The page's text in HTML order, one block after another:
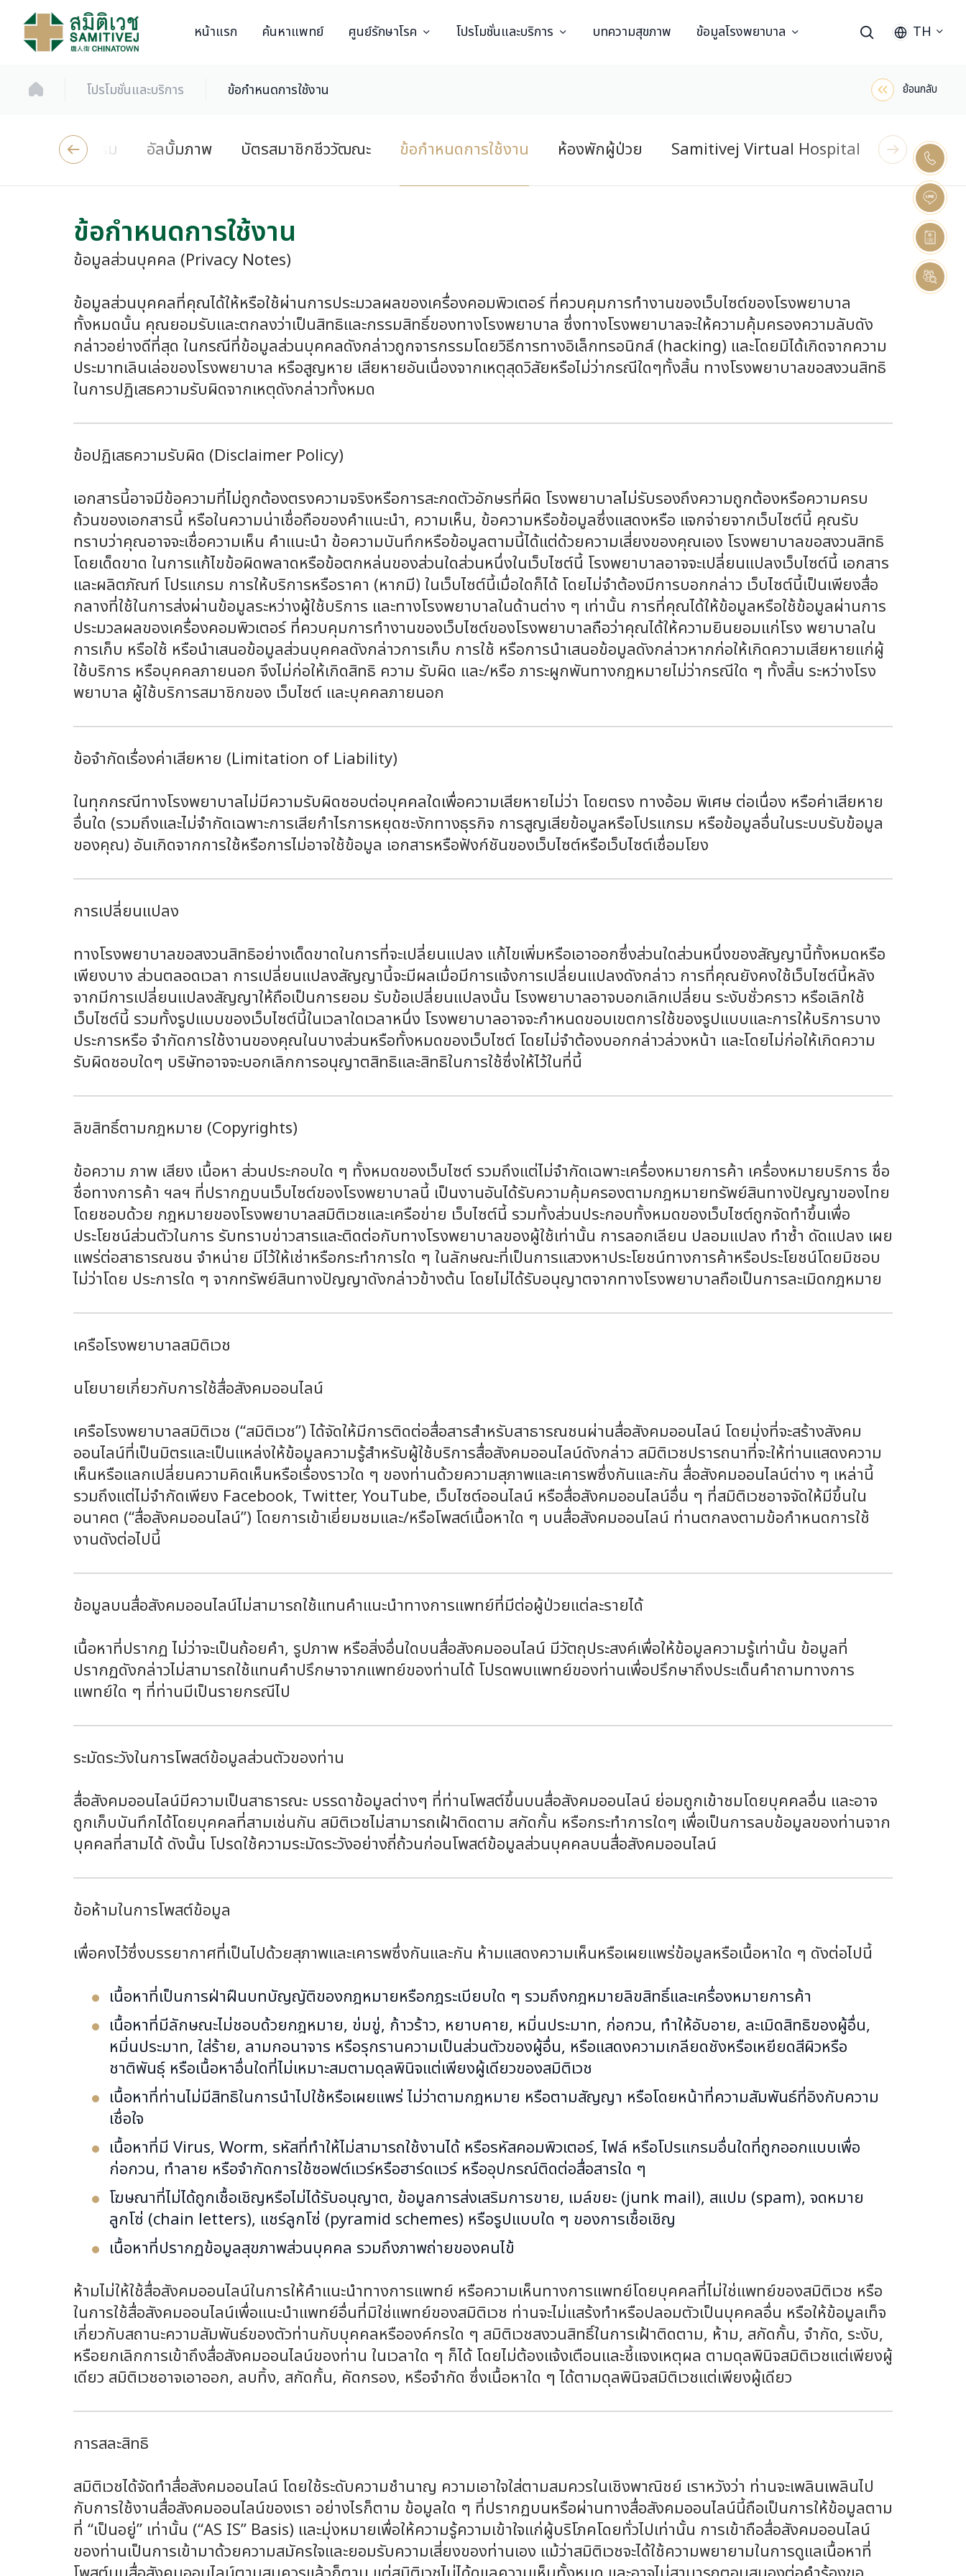
หน้าแรก ค้นหาแพทย์ ศูนย์รักษาโรค โปรโมชั่นและบริการ บทความสุขภาพ ข้อมูลโรงพยาบาล TH
โปรโมชั่นและบริการ ข้อกำหนดการใช้งาน ย้อนกลับ
วสารและกิจกรรม อัลบั้มภาพ บัตรสมาชิกชีววัฒณะ ข้อกำหนดการใช้งาน ห้องพักผู้ป่วย Samitivej Virtual Hospital
ข้อกำหนดการใช้งาน
ข้อมูลส่วนบุคคล (Privacy Notes)
ข้อมูลส่วนบุคคลที่คุณได้ให้หรือใช้ผ่านการประมวลผลของเครื่องคอมพิวเตอร์ ที่ควบคุมการทำงานของเว็บไซต์ของโรงพยาบาล
ทั้งหมดนั้น คุณยอมรับและตกลงว่าเป็นสิทธิและกรรมสิทธิ์ของทางโรงพยาบาล ซึ่งทางโรงพยาบาลจะให้ความคุ้มครองความลับดัง
กล่าวอย่างดีที่สุด ในกรณีที่ข้อมูลส่วนบุคคลดังกล่าวถูกจารกรรมโดยวิธีการทางอิเล็กทรอนิกส์ (hacking) และโดยมิได้เกิดจากความ
ประมาทเลินเล่อของโรงพยาบาล หรือสูญหาย เสียหายอันเนื่องจากเหตุสุดวิสัยหรือไม่ว่ากรณีใดๆทั้งสิ้น ทางโรงพยาบาลขอสงวนสิทธิ
ในการปฏิเสธความรับผิดจากเหตุดังกล่าวทั้งหมด
ข้อปฏิเสธความรับผิด (Disclaimer Policy)
เอกสารนี้อาจมีข้อความที่ไม่ถูกต้องตรงความจริงหรือการสะกดตัวอักษรที่ผิด โรงพยาบาลไม่รับรองถึงความถูกต้องหรือความครบ
ถ้วนของเอกสารนี้ หรือในความน่าเชื่อถือของคำแนะนำ, ความเห็น, ข้อความหรือข้อมูลซึ่งแสดงหรือ แจกจ่ายจากเว็บไซต์นี้ คุณรับ
ทราบว่าคุณอาจจะเชื่อความเห็น คำแนะนำ ข้อความบันทึกหรือข้อมูลตามนี้ได้แต่ด้วยความเสี่ยงของคุณเอง โรงพยาบาลขอสงวนสิทธิ
โดยเด็ดขาด ในการแก้ไขข้อผิดพลาดหรือข้อตกหล่นของส่วนใดส่วนหนึ่งในเว็บไซต์นี้ โรงพยาบาลอาจจะเปลี่ยนแปลงเว็บไซต์นี้ เอกสาร
และผลิตภัณฑ์ โปรแกรม การให้บริการหรือราคา (หากมี) ในเว็บไซต์นี้เมื่อใดก็ได้ โดยไม่จำต้องมีการบอกกล่าว เว็บไซต์นี้เป็นเพียงสื่อ
กลางที่ใช้ในการส่งผ่านข้อมูลระหว่างผู้ใช้บริการ และทางโรงพยาบาลในด้านต่าง ๆ เท่านั้น การที่คุณได้ให้ข้อมูลหรือใช้ข้อมูลผ่านการ
ประมวลผลของเครื่องคอมพิวเตอร์ ที่ควบคุมการทำงานของเว็บไซต์ของโรงพยาบาลถือว่าคุณได้ให้ความยินยอมแก่โรง พยาบาลใน
การเก็บ หรือใช้ หรือนำเสนอข้อมูลส่วนบุคคลดังกล่าวการเก็บ การใช้ หรือการนำเสนอข้อมูลดังกล่าวหากก่อให้เกิดความเสียหายแก่ผู้
ใช้บริการ หรือบุคคลภายนอก จึงไม่ก่อให้เกิดสิทธิ ความ รับผิด และ/หรือ ภาระผูกพันทางกฎหมายไม่ว่ากรณีใด ๆ ทั้งสิ้น ระหว่างโรง
พยาบาล ผู้ใช้บริการสมาชิกของ เว็บไซต์ และบุคคลภายนอก
ข้อจำกัดเรื่องค่าเสียหาย (Limitation of Liability)
ในทุกกรณีทางโรงพยาบาลไม่มีความรับผิดชอบต่อบุคคลใดเพื่อความเสียหายไม่ว่า โดยตรง ทางอ้อม พิเศษ ต่อเนื่อง หรือค่าเสียหาย
อื่นใด (รวมถึงและไม่จำกัดเฉพาะการเสียกำไรการหยุดชะงักทางธุรกิจ การสูญเสียข้อมูลหรือโปรแกรม หรือข้อมูลอื่นในระบบรับข้อมูล
ของคุณ) อันเกิดจากการใช้หรือการไม่อาจใช้ข้อมูล เอกสารหรือฟังก์ชันของเว็บไซต์หรือเว็บไซต์เชื่อมโยง
การเปลี่ยนแปลง
ทางโรงพยาบาลขอสงวนสิทธิอย่างเด็ดขาดในการที่จะเปลี่ยนแปลง แก้ไขเพิ่มหรือเอาออกซึ่งส่วนใดส่วนหนึ่งของสัญญานี้ทั้งหมดหรือ
เพียงบาง ส่วนตลอดเวลา การเปลี่ยนแปลงสัญญานี้จะมีผลเมื่อมีการแจ้งการเปลี่ยนแปลงดังกล่าว การที่คุณยังคงใช้เว็บไซต์นี้หลัง
จากมีการเปลี่ยนแปลงสัญญาให้ถือเป็นการยอม รับข้อเปลี่ยนแปลงนั้น โรงพยาบาลอาจบอกเลิกเปลี่ยน ระงับชั่วคราว หรือเลิกใช้
เว็บไซต์นี้ รวมทั้งรูปแบบของเว็บไซต์นี้ในเวลาใดเวลาหนึ่ง โรงพยาบาลอาจจะกำหนดขอบเขตการใช้ของรูปแบบและการให้บริการบาง
ประการหรือ จำกัดการใช้งานของคุณในบางส่วนหรือทั้งหมดของเว็บไซต์ โดยไม่จำต้องบอกกล่าวล่วงหน้า และโดยไม่ก่อให้เกิดความ
รับผิดชอบใดๆ บริษัทอาจจะบอกเลิกการอนุญาตสิทธิและสิทธิในการใช้ซึ่งให้ไว้ในที่นี้
ลิขสิทธิ์ตามกฎหมาย (Copyrights)
ข้อความ ภาพ เสียง เนื้อหา ส่วนประกอบใด ๆ ทั้งหมดของเว็บไซต์ รวมถึงแต่ไม่จำกัดเฉพาะเครื่องหมายการค้า เครื่องหมายบริการ ชื่อ
ชื่อทางการค้า ฯลฯ ที่ปรากฏบนเว็บไซต์ของโรงพยาบาลนี้ เป็นงานอันได้รับความคุ้มครองตามกฎหมายทรัพย์สินทางปัญญาของไทย
โดยชอบด้วย กฎหมายของโรงพยาบาลสมิติเวชและเครือข่าย เว็บไซต์นี้ รวมทั้งส่วนประกอบทั้งหมดของเว็บไซต์ถูกจัดทำขึ้นเพื่อ
ประโยชน์ส่วนตัวในการ รับทราบข่าวสารและติดต่อกับทางโรงพยาบาลของผู้ใช้เท่านั้น การลอกเลียน ปลอมแปลง ทำซ้ำ ดัดแปลง เผย
แพร่ต่อสาธารณชน จำหน่าย มีไว้ให้เช่าหรือกระทำการใด ๆ ในลักษณะที่เป็นการแสวงหาประโยชน์ทางการค้าหรือประโยชน์โดยมิชอบ
ไม่ว่าโดย ประการใด ๆ จากทรัพย์สินทางปัญญาดังกล่าวข้างต้น โดยไม่ได้รับอนุญาตจากทางโรงพยาบาลถือเป็นการละเมิดกฎหมาย
เครือโรงพยาบาลสมิติเวช
นโยบายเกี่ยวกับการใช้สื่อสังคมออนไลน์
เครือโรงพยาบาลสมิติเวช (“สมิติเวช”) ได้จัดให้มีการติดต่อสื่อสารสำหรับสาธารณชนผ่านสื่อสังคมออนไลน์ โดยมุ่งที่จะสร้างสังคม
ออนไลน์ที่เป็นมิตรและเป็นแหล่งให้ข้อมูลความรู้สำหรับผู้ใช้บริการสื่อสังคมออนไลน์ดังกล่าว สมิติเวชปรารถนาที่จะให้ท่านแสดงความ
เห็นหรือแลกเปลี่ยนความคิดเห็นหรือเรื่องราวใด ๆ ของท่านด้วยความสุภาพและเคารพซึ่งกันและกัน สื่อสังคมออนไลน์ต่าง ๆ เหล่านี้
รวมถึงแต่ไม่จำกัดเพียง Facebook, Twitter, YouTube, เว็บไซต์ออนไลน์ หรือสื่อสังคมออนไลน์อื่น ๆ ที่สมิติเวชอาจจัดให้มีขึ้นใน
อนาคต (“สื่อสังคมออนไลน์”) โดยการเข้าเยี่ยมชมและ/หรือโพสต์เนื้อหาใด ๆ บนสื่อสังคมออนไลน์ ท่านตกลงตามข้อกำหนดการใช้
งานดังต่อไปนี้
ข้อมูลบนสื่อสังคมออนไลน์ไม่สามารถใช้แทนคำแนะนำทางการแพทย์ที่มีต่อผู้ป่วยแต่ละรายได้
เนื้อหาที่ปรากฏ ไม่ว่าจะเป็นถ้อยคำ, รูปภาพ หรือสิ่งอื่นใดบนสื่อสังคมออนไลน์ มีวัตถุประสงค์เพื่อให้ข้อมูลความรู้เท่านั้น ข้อมูลที่
ปรากฏดังกล่าวไม่สามารถใช้แทนคำปรึกษาจากแพทย์ของท่านได้ โปรดพบแพทย์ของท่านเพื่อปรึกษาถึงประเด็นคำถามทางการ
แพทย์ใด ๆ ที่ท่านมีเป็นรายกรณีไป
ระมัดระวังในการโพสต์ข้อมูลส่วนตัวของท่าน
สื่อสังคมออนไลน์มีความเป็นสาธารณะ บรรดาข้อมูลต่างๆ ที่ท่านโพสต์ขึ้นบนสื่อสังคมออนไลน์ ย่อมถูกเข้าชมโดยบุคคลอื่น และอาจ
ถูกเก็บบันทึกได้โดยบุคคลที่สามเช่นกัน สมิติเวชไม่สามารถเฝ้าติดตาม สกัดกั้น หรือกระทำการใดๆ เพื่อเป็นการลบข้อมูลของท่านจาก
บุคคลที่สามได้ ดังนั้น โปรดใช้ความระมัดระวังอย่างถี่ถ้วนก่อนโพสต์ข้อมูลส่วนบุคคลบนสื่อสังคมออนไลน์
ข้อห้ามในการโพสต์ข้อมูล
เพื่อคงไว้ซึ่งบรรยากาศที่เป็นไปด้วยสุภาพและเคารพซึ่งกันและกัน ห้ามแสดงความเห็นหรือเผยแพร่ข้อมูลหรือเนื้อหาใด ๆ ดังต่อไปนี้
เนื้อหาที่เป็นการฝ่าฝืนบทบัญญัติของกฎหมายหรือกฎระเบียบใด ๆ รวมถึงกฎหมายลิขสิทธิ์และเครื่องหมายการค้า
เนื้อหาที่มีลักษณะไม่ชอบด้วยกฎหมาย, ข่มขู่, ก้าวร้าว, หยาบคาย, หมิ่นประมาท, ก่อกวน, ทำให้อับอาย, ละเมิดสิทธิของผู้อื่น,
หมิ่นประมาท, ใส่ร้าย, ลามกอนาจาร หรือรุกรานความเป็นส่วนตัวของผู้อื่น, หรือแสดงความเกลียดชังหรือเหยียดสีผิวหรือ
ชาติพันธุ์ หรือเนื้อหาอื่นใดที่ไม่เหมาะสมตามดุลพินิจแต่เพียงผู้เดียวของสมิติเวช
เนื้อหาที่ท่านไม่มีสิทธิในการนำไปใช้หรือเผยแพร่ ไม่ว่าตามกฎหมาย หรือตามสัญญา หรือโดยหน้าที่ความสัมพันธ์ที่อิงกับความ
เชื่อใจ
เนื้อหาที่มี Virus, Worm, รหัสที่ทำให้ไม่สามารถใช้งานได้ หรือรหัสคอมพิวเตอร์, ไฟล์ หรือโปรแกรมอื่นใดที่ถูกออกแบบเพื่อ
ก่อกวน, ทำลาย หรือจำกัดการใช้ซอฟต์แวร์หรือฮาร์ดแวร์ หรืออุปกรณ์ติดต่อสื่อสารใด ๆ
โฆษณาที่ไม่ได้ถูกเชื้อเชิญหรือไม่ได้รับอนุญาต, ข้อมูลการส่งเสริมการขาย, เมล์ขยะ (junk mail), สแปม (spam), จดหมาย
ลูกโซ่ (chain letters), แชร์ลูกโซ่ (pyramid schemes) หรือรูปแบบใด ๆ ของการเชื้อเชิญ
เนื้อหาที่ปรากฏข้อมูลสุขภาพส่วนบุคคล รวมถึงภาพถ่ายของคนไข้
ห้ามไม่ให้ใช้สื่อสังคมออนไลน์ในการให้คำแนะนำทางการแพทย์ หรือความเห็นทางการแพทย์โดยบุคคลที่ไม่ใช่แพทย์ของสมิติเวช หรือ
ในการใช้สื่อสังคมออนไลน์เพื่อแนะนำแพทย์อื่นที่มิใช่แพทย์ของสมิติเวช ท่านจะไม่แสร้งทำหรือปลอมตัวเป็นบุคคลอื่น หรือให้ข้อมูลเท็จ
เกี่ยวกับสถานะความสัมพันธ์ของตัวท่านกับบุคคลหรือองค์กรใด ๆ สมิติเวชสงวนสิทธิ์ในการเฝ้าติดตาม, ห้าม, สกัดกั้น, จำกัด, ระงับ,
หรือยกเลิกการเข้าถึงสื่อสังคมออนไลน์ของท่าน ในเวลาใด ๆ ก็ได้ โดยไม่ต้องแจ้งเตือนและชี้แจงเหตุผล ตามดุลพินิจสมิติเวชแต่เพียงผู้
เดียว สมิติเวชอาจเอาออก, ลบทิ้ง, สกัดกั้น, คัดกรอง, หรือจำกัด ซึ่งเนื้อหาใด ๆ ได้ตามดุลพินิจสมิติเวชแต่เพียงผู้เดียว
การสละสิทธิ
สมิติเวชได้จัดทำสื่อสังคมออนไลน์ โดยใช้ระดับความชำนาญ ความเอาใจใส่ตามสมควรในเชิงพาณิชย์ เราหวังว่า ท่านจะเพลินเพลินไป
กับการใช้งานสื่อสังคมออนไลน์ของเรา อย่างไรก็ตาม ข้อมูลใด ๆ ที่ปรากฏบนหรือผ่านทางสื่อสังคมออนไลน์นี้ถือเป็นการให้ข้อมูลตาม
ที่ “เป็นอยู่” เท่านั้น (“AS IS” Basis) และมุ่งหมายเพื่อให้ความรู้ความเข้าใจแก่ผู้บริโภคโดยทั่วไปเท่านั้น การเข้าถือสื่อสังคมออนไลน์
ของท่านเป็นการเข้ามาด้วยความสมัครใจและยอมรับความเสี่ยงของท่านเอง แม้ว่าสมิติเวชจะได้ใช้ความพยายามในการดูแลเนื้อหาที่